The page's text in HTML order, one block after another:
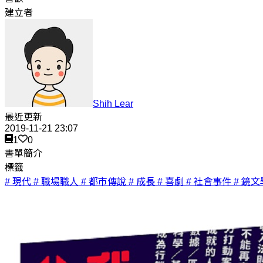
建立者
Shih Lear
最近更新
2019-11-21 23:07
1
0
書單簡介
標籤
# 現代 # 職場職人 # 都市傳說 # 成長 # 喜劇 # 社會事件 # 鏡文